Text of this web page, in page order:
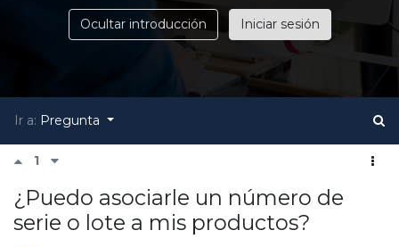
Ocultar introducción Iniciar sesión
Ir a: Pregunta
1
¿Puedo asociarle un número de
serie o lote a mis productos?